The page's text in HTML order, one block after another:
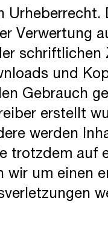
Urheberrecht.
Verwertung
und
Gebrauch
erstellt
werden
trotzdem auf
wir um einen